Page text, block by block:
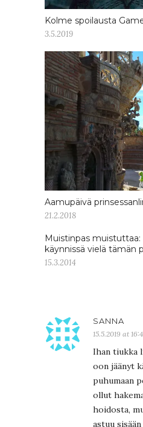
Kolme spoilausta
3.5.2019
Aamupäivä
21.2.2018
Muistinpas muistuttaa:
käynnissä vielä tämän
15.3.2014
SANNA
15.5.2019 at
Ihan tiukka
oon jäänyt
puhumaan
ollut
hoidosta,
astuu